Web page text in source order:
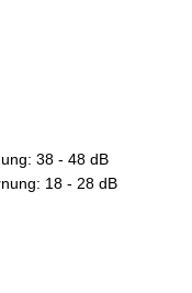
38 - 48 dB
18 - 28 dB